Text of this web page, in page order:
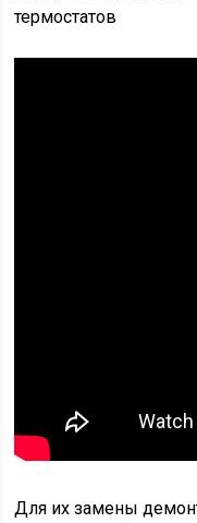
термостатов
Для их замены